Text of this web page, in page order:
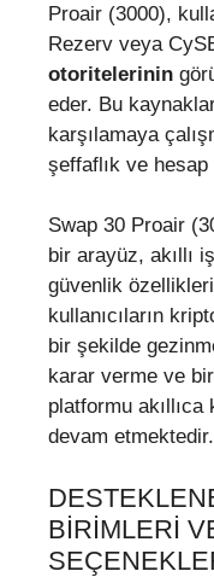
Proair (3000),
Rezerv veya
otoritelerinin
eder. Bu
karşılamaya
şeffaflık ve
Swap 30 Proair
bir arayüz, akıllı
güvenlik
kullanıcıların
bir şekilde
karar verme ve
platformu akıllıca
devam etmektedir.
BIRIMLERI